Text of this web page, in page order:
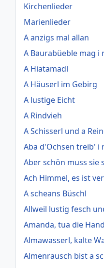
Kirchenlieder
Marienlieder
A anzigs mal allan
A Baurabüeble mag i
A Hiatamadl
A Häuserl im Gebirg
A lustige Eicht
A Rindvieh
A Schisserl und a
Aba d'Ochsen treib' i
Aber schön muss sie
Ach Himmel, es ist
A scheans Büschl
Allweil lustig fesch
Amanda, tua die
Almawasserl, kalte
Almenrausch bist a